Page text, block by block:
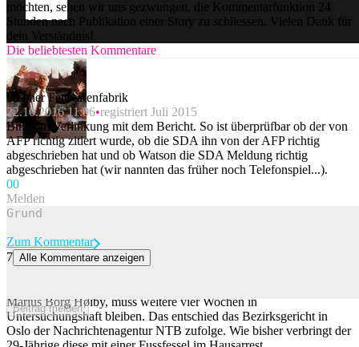
möchten, sehen wir uns gezwungen, die Kommentarfunktion 24
Stunden nach Publikation einer Story zu schliessen. Vielen Dank für
dein Verständnis!
Die beliebtesten Kommentare
Bischer Fettwarenfabrik
22.10.2016 11:06 registriert Juli 2015
Bitte um Verlinkung mit dem Bericht. So ist überprüfbar ob der von
AFP richtig zitiert wurde, ob die SDA ihn von der AFP richtig
abgeschrieben hat und ob Watson die SDA Meldung richtig
abgeschrieben hat (wir nannten das früher noch Telefonspiel...).
00
Melden
Beitrag melden
Zum Kommentar
7 Alle Kommentare anzeigen
Marius Borg Høiby, muss weitere vier Wochen in
Untersuchungshaft bleiben. Das entschied das Bezirksgericht in
Oslo der Nachrichtenagentur NTB zufolge. Wie bisher verbringt der